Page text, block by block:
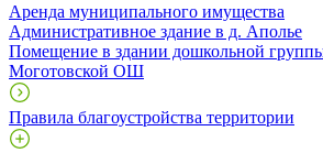
Аренда муниципального имущества
Административное здание в д. Аполье
Помещение в здании дошкольной
Моготовской ОШ
Правила благоустройства территории